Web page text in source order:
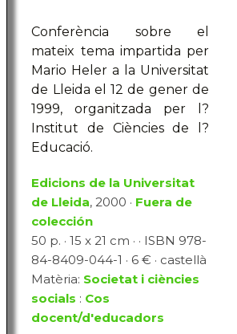
Conferència sobre el
mateix tema impartida per
Mario Heler a la Universitat
de Lleida el 12 de gener de
1999, organitzada per l?
Institut de Ciències de l?
Educació.
Edicions de la Universitat
de Lleida, 2000 · Fuera de
colección
50 p. · 15 x 21 cm · · ISBN 978-
84-8409-044-1 · 6 € · castellà
Matèria: Societat i ciències
socials : Cos
docent/d'educadors